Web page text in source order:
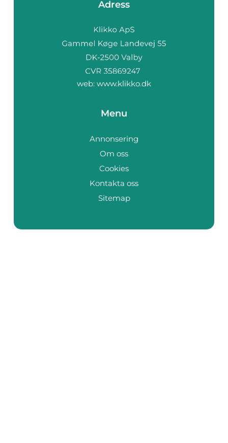
Adress
web: www.klikko.dk
Menu
Annonsering
Om oss
Cookies
Kontakta oss
Sitemap